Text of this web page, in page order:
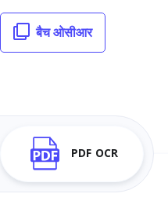
बैच ओसीआर
PDF OCR